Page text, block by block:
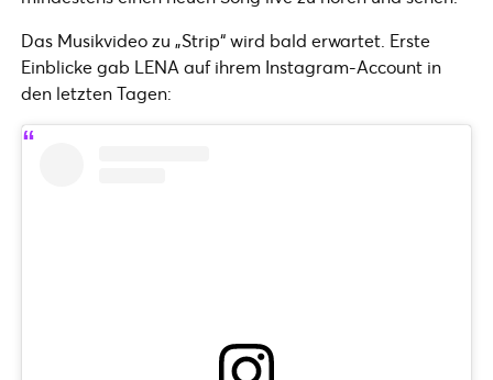
Das Musikvideo zu „Strip“ wird bald erwartet. Erste
Einblicke gab LENA auf ihrem Instagram-Account in
den letzten Tagen: